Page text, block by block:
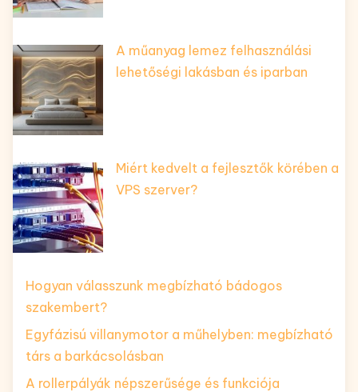
A műanyag lemez felhasználási
lehetőségi lakásban és iparban
Miért kedvelt a fejlesztők körében a
VPS szerver?
Hogyan válasszunk megbízható bádogos
szakembert?
Egyfázisú villanymotor a műhelyben: megbízható
társ a barkácsolásban
A rollerpályák népszerűsége és funkciója